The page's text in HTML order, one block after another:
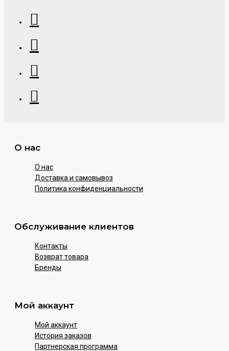
О нас
О нас
Доставка и самовывоз
Политика конфиденциальности
Обслуживание клиентов
Контакты
Возврат товара
Бренды
Мой аккаунт
Мой аккаунт
История заказов
Партнерская программа